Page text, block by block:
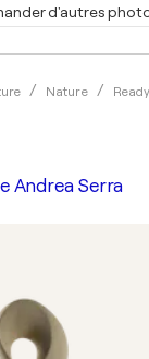
d'autres
Nature
Andrea Serra